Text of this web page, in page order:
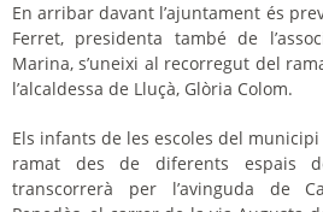
En arribar davant l’ajuntament és
Ferret, presidenta també de
Marina, s’uneixi al recorregut del
l’alcaldessa de Lluçà, Glòria Colom.
Els infants de les escoles del
ramat des de diferents espais
transcorrerà per l’avinguda de